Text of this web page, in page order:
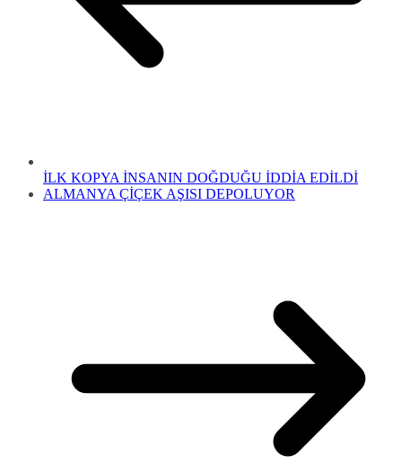
İLK KOPYA İNSANIN DOĞDUĞU İDDİA EDİLDİ
ALMANYA ÇİÇEK AŞISI DEPOLUYOR